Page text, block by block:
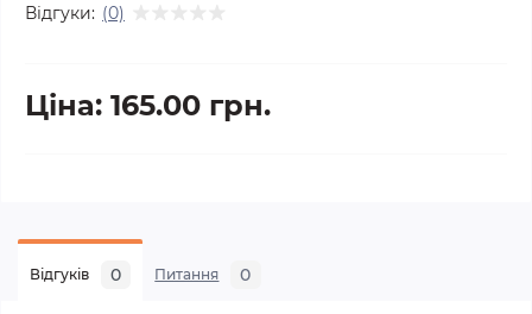
Відгуки: (0)
Ціна: 165.00 грн.
Відгуків 0 Питання 0